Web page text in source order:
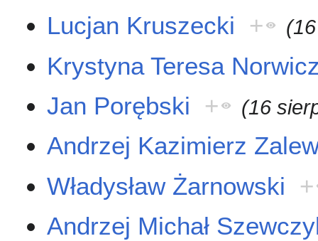
Lucjan Kruszecki
+
Krystyna Teresa
Jan Porębski
+ (16
Andrzej Kazimierz
Władysław Żarnowski
+
Andrzej Michał